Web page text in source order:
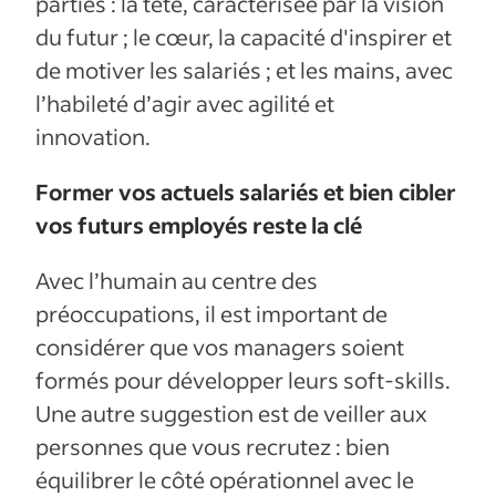
du futur ; le cœur, la capacité d'inspirer et
de motiver les salariés ; et les mains, avec
l’habileté d’agir avec agilité et
innovation.
Former vos actuels salariés et bien cibler
vos futurs employés reste la clé
Avec l’humain au centre des
préoccupations, il est important de
considérer que vos managers soient
formés pour développer leurs soft-skills.
Une autre suggestion est de veiller aux
personnes que vous recrutez : bien
équilibrer le côté opérationnel avec le